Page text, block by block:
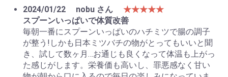
2024/01/22
nobu さん
★★★★★
スプーンいっぱいで体質改善
毎朝一番にスプーンいっぱいのハチミツで腸の調子
が整う!しかも日本ミツバチの物がとってもいいと聞
き、試して数ヶ月…お通じも良くなって体温も上がっ
た感じがします。栄養価も高いし、罪悪感なく甘い